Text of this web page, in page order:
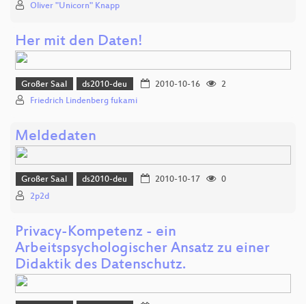
Oliver "Unicorn" Knapp
Her mit den Daten!
Großer Saal ds2010-deu 2010-10-16
2
Friedrich Lindenberg fukami
Meldedaten
Großer Saal ds2010-deu 2010-10-17
0
2p2d
Privacy-Kompetenz - ein
Arbeitspsychologischer Ansatz zu einer
Didaktik des Datenschutz.